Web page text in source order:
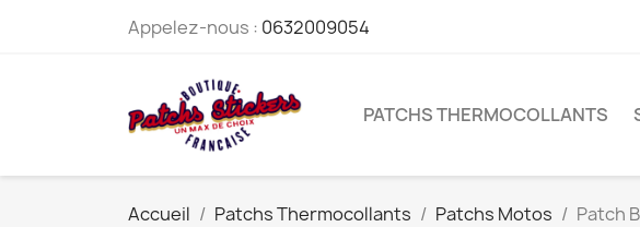
Appelez-nous : 0632009054
PATCHS THERMOCOLLANTS
Accueil Patchs Thermocollants Patchs Motos Patch